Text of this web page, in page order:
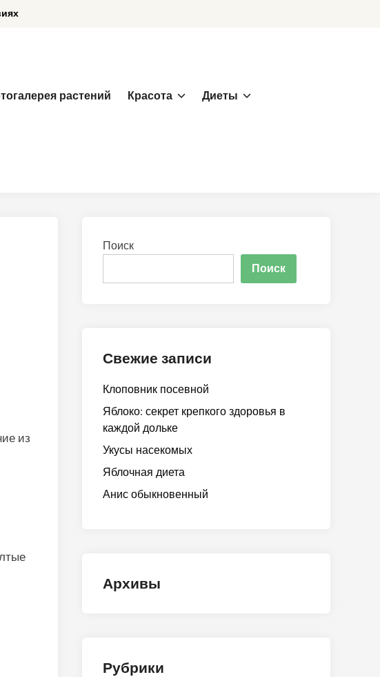
растений Красота Диеты
из
Поиск
Поиск
Свежие записи
Клоповник посевной
Яблоко: секрет крепкого здоровья в
каждой дольке
Укусы насекомых
Яблочная диета
Анис обыкновенный
Архивы
Рубрики